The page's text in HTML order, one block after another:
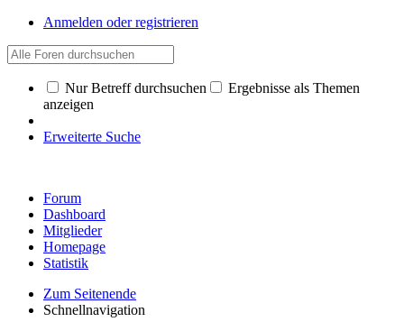
Anmelden oder registrieren
Nur Betreff durchsuchen
Ergebnisse als Themen
anzeigen
Erweiterte Suche
Forum
Dashboard
Mitglieder
Homepage
Statistik
Zum Seitenende
Schnellnavigation